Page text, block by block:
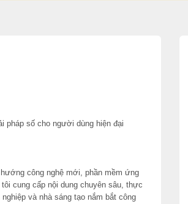
pháp số cho người dùng hiện đại
công nghệ mới, phần mềm ứng
cung cấp nội dung chuyên sâu, thực
và nhà sáng tạo nắm bắt công